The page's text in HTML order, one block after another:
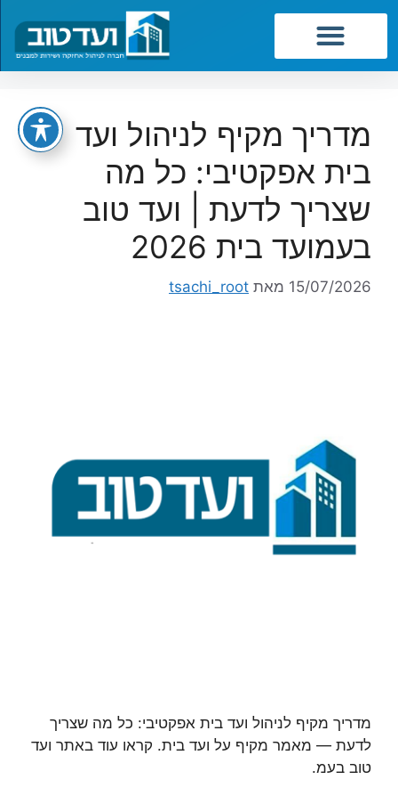
מדריך מקיף לניהול ועד
בית אפקטיבי: כל מה
שצריך לדעת | ועד טוב
בעמועד בית 2026
15/07/2026 מאת tsachi_root
מדריך מקיף לניהול ועד בית אפקטיבי: כל מה שצריך
לדעת — מאמר מקיף על ועד בית. קראו עוד באתר ועד
טוב בעמ.